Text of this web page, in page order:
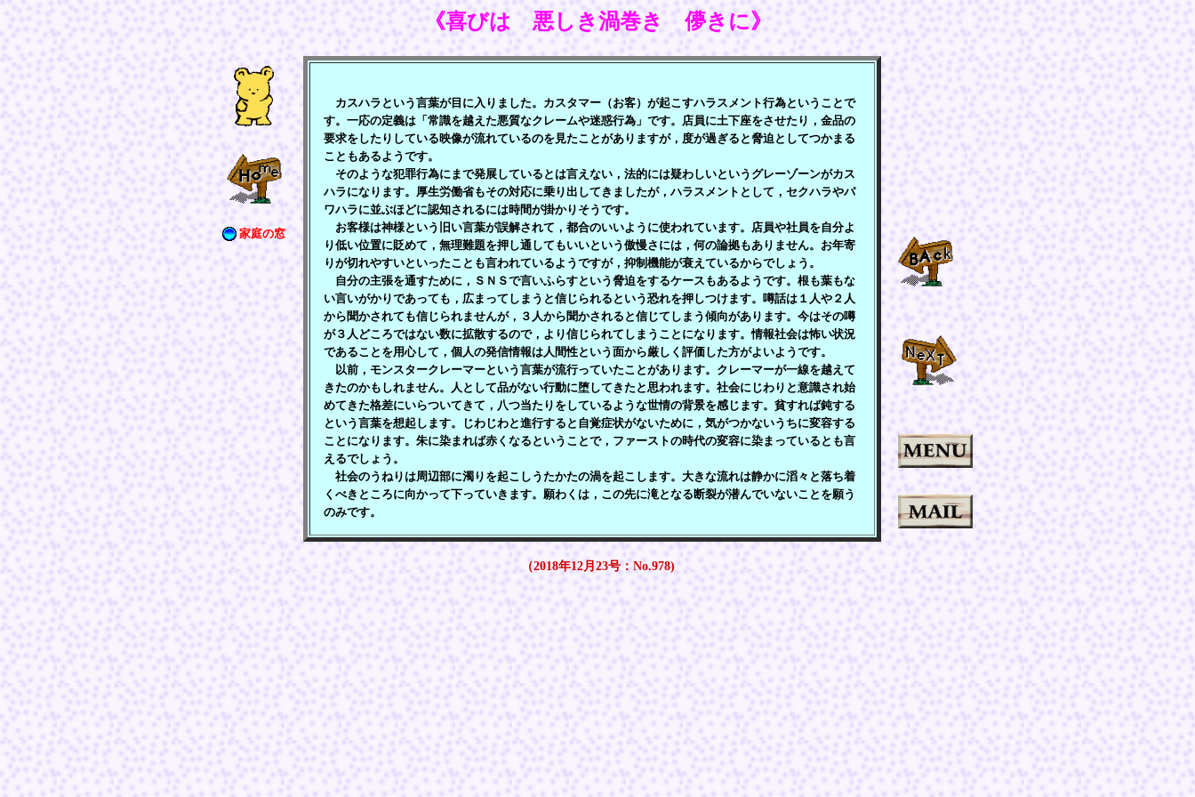
《喜びは 悪しき渦巻き 儚きに》
家庭の窓
カスハラという言葉が目に入りました。カスタマー（お客）が起こすハラスメント行為ということで
す。一応の定義は「常識を越えた悪質なクレームや迷惑行為」です。店員に土下座をさせたり，金品の
要求をしたりしている映像が流れているのを見たことがありますが，度が過ぎると脅迫としてつかまる
こともあるようです。
そのような犯罪行為にまで発展しているとは言えない，法的には疑わしいというグレーゾーンがカス
ハラになります。厚生労働省もその対応に乗り出してきましたが，ハラスメントとして，セクハラやパ
ワハラに並ぶほどに認知されるには時間が掛かりそうです。
お客様は神様という旧い言葉が誤解されて，都合のいいように使われています。店員や社員を自分よ
り低い位置に貶めて，無理難題を押し通してもいいという傲慢さには，何の論拠もありません。お年寄
りが切れやすいといったことも言われているようですが，抑制機能が衰えているからでしょう。
自分の主張を通すために，ＳＮＳで言いふらすという脅迫をするケースもあるようです。根も葉もな
い言いがかりであっても，広まってしまうと信じられるという恐れを押しつけます。噂話は１人や２人
から聞かされても信じられませんが，３人から聞かされると信じてしまう傾向があります。今はその噂
が３人どころではない数に拡散するので，より信じられてしまうことになります。情報社会は怖い状況
であることを用心して，個人の発信情報は人間性という面から厳しく評価した方がよいようです。
以前，モンスタークレーマーという言葉が流行っていたことがあります。クレーマーが一線を越えて
きたのかもしれません。人として品がない行動に堕してきたと思われます。社会にじわりと意識され始
めてきた格差にいらついてきて，八つ当たりをしているような世情の背景を感じます。貧すれば鈍する
という言葉を想起します。じわじわと進行すると自覚症状がないために，気がつかないうちに変容する
ことになります。朱に染まれば赤くなるということで，ファーストの時代の変容に染まっているとも言
えるでしょう。
社会のうねりは周辺部に濁りを起こしうたかたの渦を起こします。大きな流れは静かに滔々と落ち着
くべきところに向かって下っていきます。願わくは，この先に滝となる断裂が潜んでいないことを願う
のみです。
（2018年12月23号：No.978)